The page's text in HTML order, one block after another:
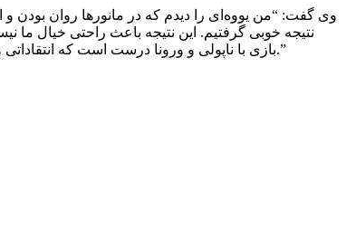
نتیجه خوبی گرفتیم. این نتیجه باعث راحتی خیال ما
بازی با ناپولی و ورونا درست است که انتقاداتی وجود از ما شد، این امر می تواند عملکرد ما را بهتر کند. رونالدو؟ او یک قهرمان باورنکردنی است، بازی با او یکی از دلایلی است که من به اینجا برگشتم.”